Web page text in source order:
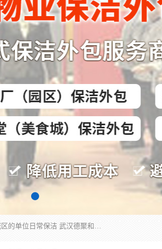
专业提供光谷物业保洁、关谷日常保洁、光谷保洁外包及武汉其他城区的单位日常保洁 武汉德聚和物业管理有限公司致力于打造中国专业物业保洁服务、日常保洁及其他保洁清洗外包服务。自公司成立以来提倡以先进的物业管理理念和模式经营，谋篇布局，以“至诚服务、精益求精、规范管理、锐意拓新”为质量方针，强化内部管理，为业主提供专业化、标准化和精细化的全方位物业服务，管理服务水平得到了广大业主和业内人士的一致好评。